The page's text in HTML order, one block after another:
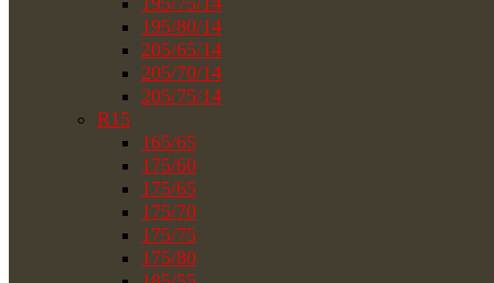
195/80/14
205/65/14
205/70/14
205/75/14
R15
165/65
175/60
175/65
175/70
175/75
175/80